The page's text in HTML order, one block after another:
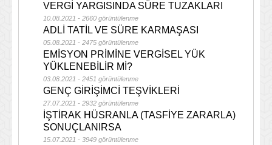
VERGİ YARGISINDA SÜRE TUZAKLARI
10.08.2021 - 2660 görüntülenme
ADLİ TATİL VE SÜRE KARMAŞASI
05.08.2021 - 2475 görüntülenme
EMİSYON PRİMİNE VERGİSEL YÜK
YÜKLENEBİLİR Mİ?
03.08.2021 - 2451 görüntülenme
GENÇ GİRİŞİMCİ TEŞVİKLERİ
27.07.2021 - 2932 görüntülenme
İŞTİRAK HÜSRANLA (TASFİYE ZARARLA)
SONUÇLANIRSA
15.07.2021 - 3949 görüntülenme